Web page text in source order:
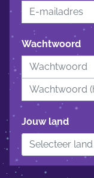
Wachtwoord
Jouw land
Selecteer land